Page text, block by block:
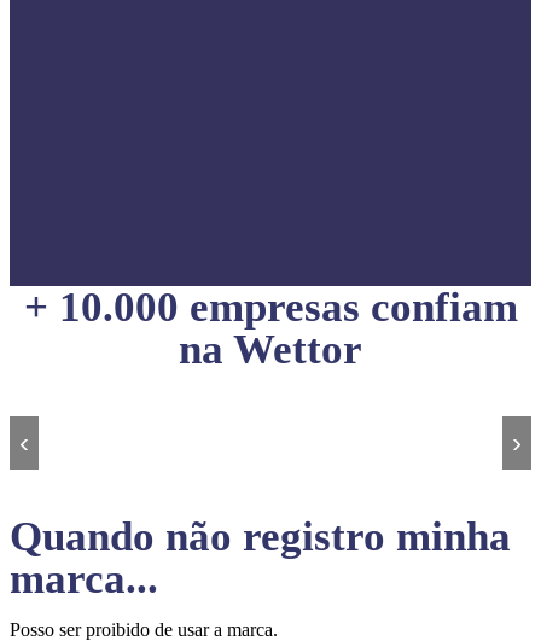
+ 10.000 empresas confiam
na Wettor
‹ ›
Quando não registro minha
marca...
Posso ser proibido de usar a marca.